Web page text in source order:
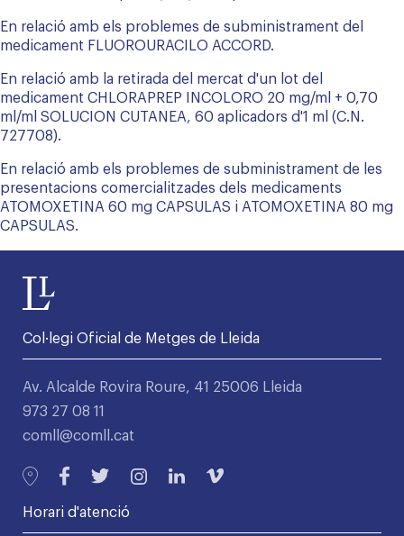
En relació amb els problemes de subministrament del
medicament FLUOROURACILO ACCORD.
En relació amb la retirada del mercat d'un lot del
medicament CHLORAPREP INCOLORO 20 mg/ml + 0,70
ml/ml SOLUCION CUTANEA, 60 aplicadors d'1 ml (C.N.
727708).
En relació amb els problemes de subministrament de les
presentacions comercialitzades dels medicaments
ATOMOXETINA 60 mg CAPSULAS i ATOMOXETINA 80 mg
CAPSULAS.
Col·legi Oficial de Metges de Lleida
Av. Alcalde Rovira Roure, 41 25006 Lleida
973 27 08 11
comll@comll.cat
Horari d'atenció